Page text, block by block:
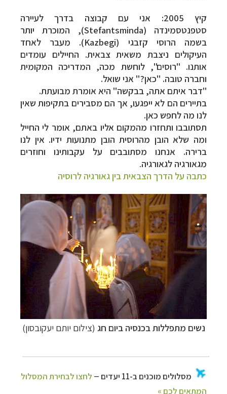
קיץ 2005: אני עם קבוצה
בדרך לעיירה
סטפנטסמינדה (Stefantsminda), המוכרת יותר
בשמה הרוסי קזבגי (Kazbegi
).
מעבר לאחד
העיקולים ניצבת משאית צבאית. החיילים עומדים
אותנו. "רוסים", לוחשת מכה, המדריכה המקומית
וחברה טובה. "כאן?" אני שואל.
"דבר איתם אתה, בבקשה" היא אומרת מבועתת.
בתיירים הם לא ייפגעו, אך הם מסבירים בתקיפות שאין
לנו מה לחפש כאן.
תסתובבו ותחזרו מהמקום אליו באתם, אומר לי החייל
ומה שלא הובן מהרוסית הובן מתנועות ידיו. אין לנו
ברירה. אנחנו מסתובבים על עקבותינו וחוזרים
מגאורגיה לגאורגיה.
כתבה על הדרך הצבאית בין גאורגיה לרוסיה
נשים מתפללות בכנסיה ביום חג (צילום יותם יעקובסון)